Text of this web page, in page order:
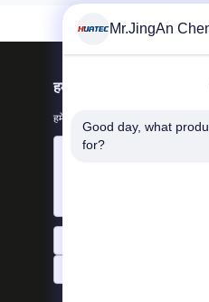
हमें मेल करें
हमें अपनी आवश्यकता बताएं। हम आपके
Mr.JingAn
Good day, what
for?